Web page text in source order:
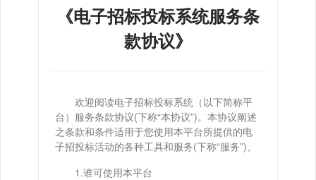
《电子招标投标系统服务条
款协议》
欢迎阅读电子招标投标系统（以下简称平
台）服务条款协议(下称“本协议”)。本协议阐述
之条款和条件适用于您使用本平台所提供的电
子招投标活动的各种工具和服务(下称“服务”)。
1.谁可使用本平台